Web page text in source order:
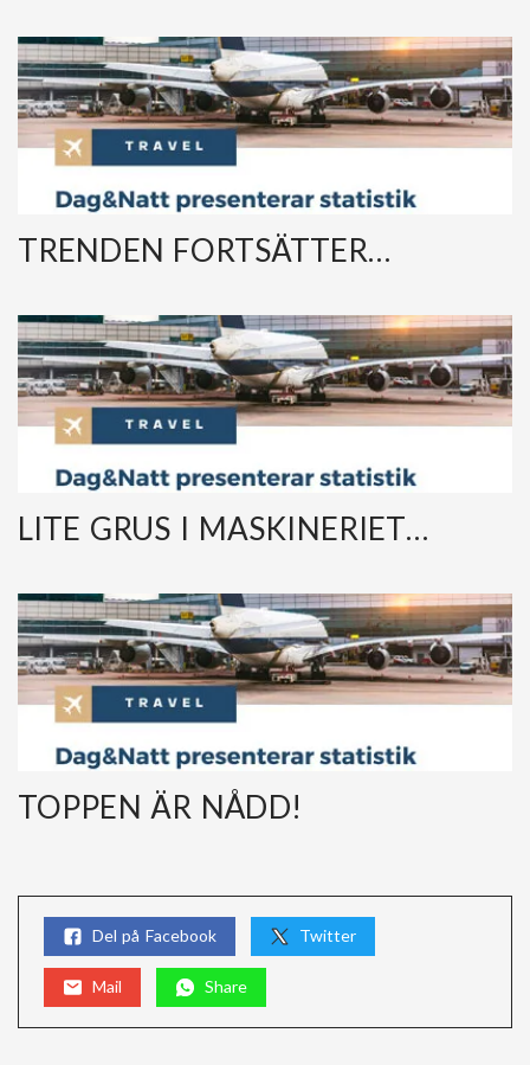
TRENDEN FORTSÄTTER…
LITE GRUS I MASKINERIET…
TOPPEN ÄR NÅDD!
Del på Facebook Twitter
Mail Share